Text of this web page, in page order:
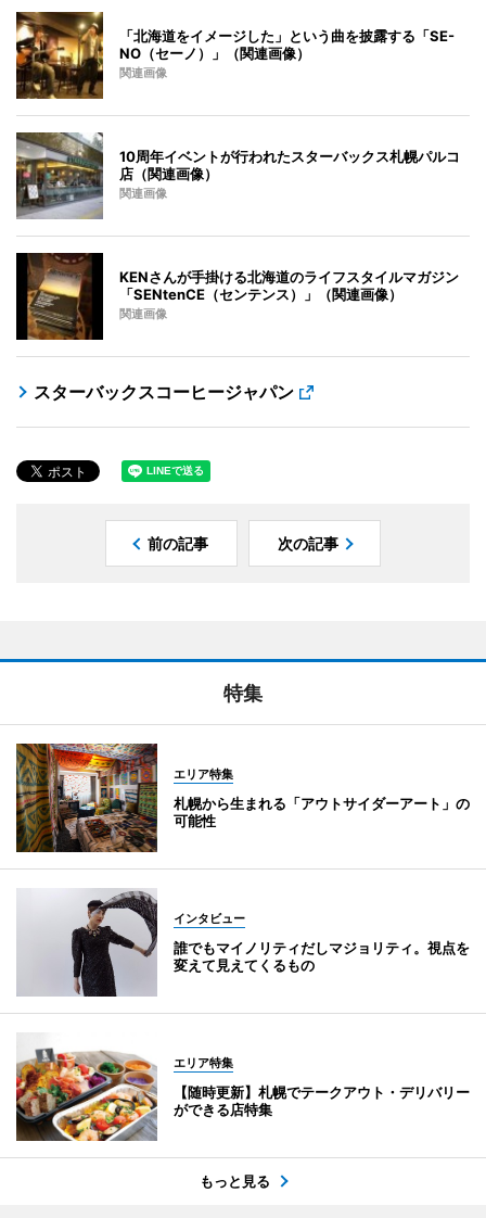
「北海道をイメージした」という曲を披露する「SE-
NO（セーノ）」（関連画像）
関連画像
10周年イベントが行われたスターバックス札幌パルコ
店（関連画像）
関連画像
KENさんが手掛ける北海道のライフスタイルマガジン
「SENtenCE（センテンス）」（関連画像）
関連画像
スターバックスコーヒージャパン
前の記事 次の記事
特集
エリア特集
札幌から生まれる「アウトサイダーアート」の
可能性
インタビュー
誰でもマイノリティだしマジョリティ。視点を
変えて見えてくるもの
エリア特集
【随時更新】札幌でテークアウト・デリバリー
ができる店特集
もっと見る